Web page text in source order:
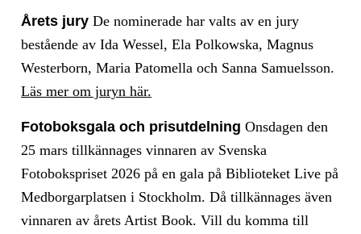
Årets jury De nominerade har valts av en jury
bestående av Ida Wessel, Ela Polkowska, Magnus
Westerborn, Maria Patomella och‬ Sanna Samuelsson.
Läs mer om juryn här.
Fotoboksgala och prisutdelning Onsdagen den
25 mars tillkännages vinnaren av Svenska
Fotobokspriset 2026 på en gala på Biblioteket Live på
Medborgarplatsen i Stockholm. Då tillkännages även
vinnaren av årets Artist Book. Vill du komma till